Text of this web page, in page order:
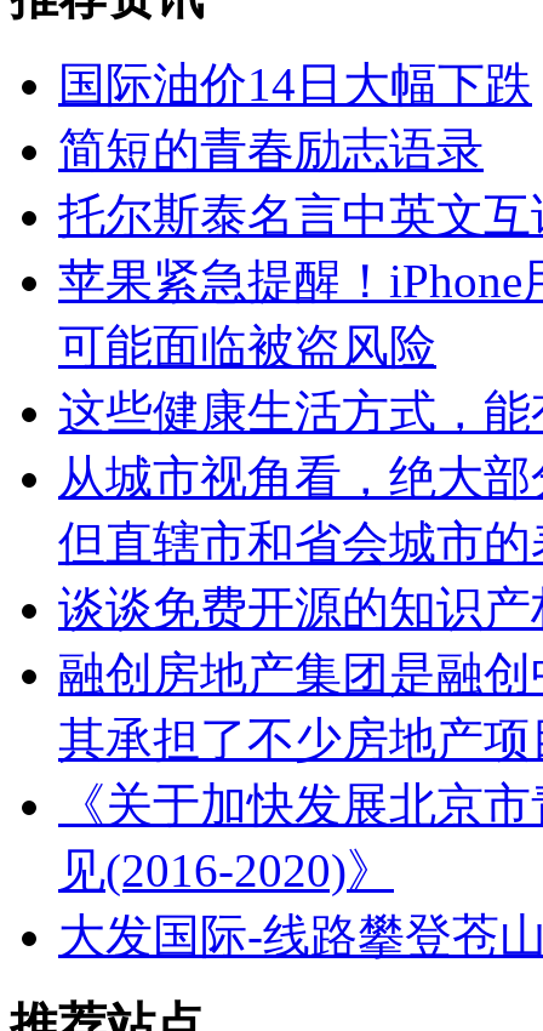
国际油价14日大幅下跌
简短的青春励志语录
托尔斯泰名言中英文互
苹果紧急提醒！
可能面临被盗风险
这些健康生活方式，
从城市视角看，绝大
但直辖市和省会城市
谈谈免费开源的知识
融创房地产集团是融
其承担了不少房地产
《关于加快发展北京
见(2016-2020)》
大发国际-线路攀登苍